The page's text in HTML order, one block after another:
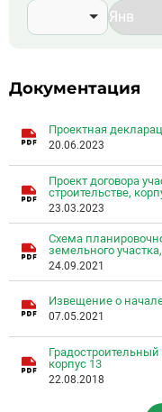
Документация
Проектная
20.06.2023
Проект договора
строительстве,
23.03.2023
Схема
земельного
24.09.2021
Извещение о
07.05.2021
корпус 13
22.08.2018